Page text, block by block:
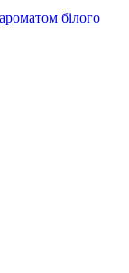
білого